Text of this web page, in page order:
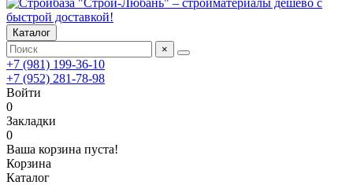
Каталог
×
+7 (981) 199-36-10
+7 (952) 281-78-98
Войти
0
Закладки
0
Ваша корзина пуста!
Корзина
Каталог